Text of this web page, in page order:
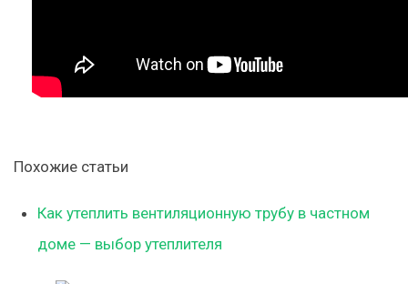
Похожие статьи
Как утеплить вентиляционную трубу в частном
доме — выбор утеплителя